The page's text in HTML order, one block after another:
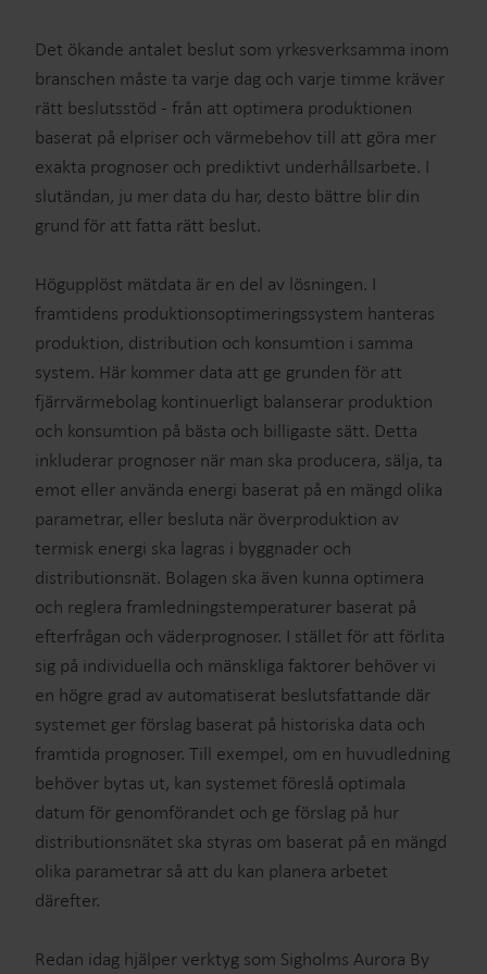
Det ökande antalet beslut som yrkesverksamma inom
branschen måste ta varje dag och varje timme kräver
rätt beslutsstöd - från att optimera produktionen
baserat på elpriser och värmebehov till att göra mer
exakta prognoser och prediktivt underhållsarbete. I
slutändan, ju mer data du har, desto bättre blir din
grund för att fatta rätt beslut.
Högupplöst mätdata är en del av lösningen. I
framtidens produktionsoptimeringssystem hanteras
produktion, distribution och konsumtion i samma
system. Här kommer data att ge grunden för att
fjärrvärmebolag kontinuerligt balanserar produktion
och konsumtion på bästa och billigaste sätt. Detta
inkluderar prognoser när man ska producera, sälja, ta
emot eller använda energi baserat på en mängd olika
parametrar, eller besluta när överproduktion av
termisk energi ska lagras i byggnader och
distributionsnät. Bolagen ska även kunna optimera
och reglera framledningstemperaturer baserat på
efterfrågan och väderprognoser. I stället för att förlita
sig på individuella och mänskliga faktorer behöver vi
en högre grad av automatiserat beslutsfattande där
systemet ger förslag baserat på historiska data och
framtida prognoser. Till exempel, om en huvudledning
behöver bytas ut, kan systemet föreslå optimala
datum för genomförandet och ge förslag på hur
distributionsnätet ska styras om baserat på en mängd
olika parametrar så att du kan planera arbetet
därefter.
Redan idag hjälper verktyg som Sigholms Aurora By